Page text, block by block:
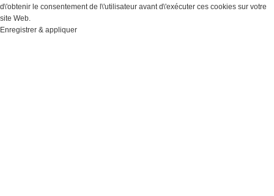
d\'obtenir le consentement de l\'utilisateur avant d\'exécuter ces cookies sur votre
site Web.
Enregistrer & appliquer